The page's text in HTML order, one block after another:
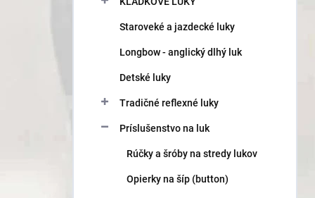
Staroveké a jazdecké luky
Longbow - anglický dlhý luk
Detské luky
Tradičné reflexné luky
Príslušenstvo na luk
Rúčky a šróby na stredy lukov
Opierky na šíp (button)